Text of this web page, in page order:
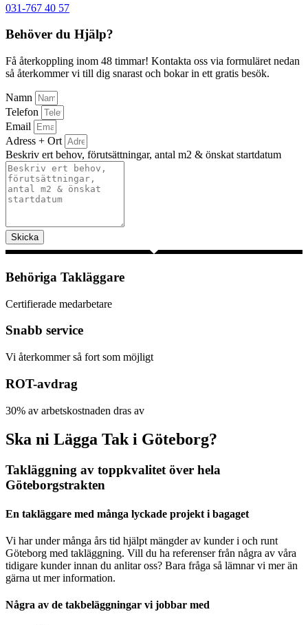
031-767 40 57
Behöver du Hjälp?
Få återkoppling inom 48 timmar! Kontakta oss via formuläret nedan
så återkommer vi till dig snarast och bokar in ett gratis besök.
Namn
Telefon
Email
Adress + Ort
Beskriv ert behov, förutsättningar, antal m2 & önskat startdatum
Skicka
Behöriga Takläggare
Certifierade medarbetare
Snabb service
Vi återkommer så fort som möjligt
ROT-avdrag
30% av arbetskostnaden dras av
Ska ni Lägga Tak i Göteborg?
Takläggning av toppkvalitet över hela
Göteborgstrakten
En takläggare med många lyckade projekt i bagaget
Vi har under många års tid hjälpt mängder av kunder i och runt
Göteborg med takläggning. Vill du ha referenser från några av våra
tidigare kunder innan du anlitar oss? Bara fråga så lämnar vi mer än
gärna ut mer information.
Några av de takbeläggningar vi jobbar med